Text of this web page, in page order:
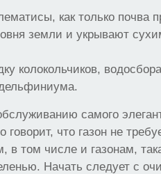
как только почва
земли и укрывают
колокольчиков,
самого
что газон не
в том числе и газонам,
Начать следует с